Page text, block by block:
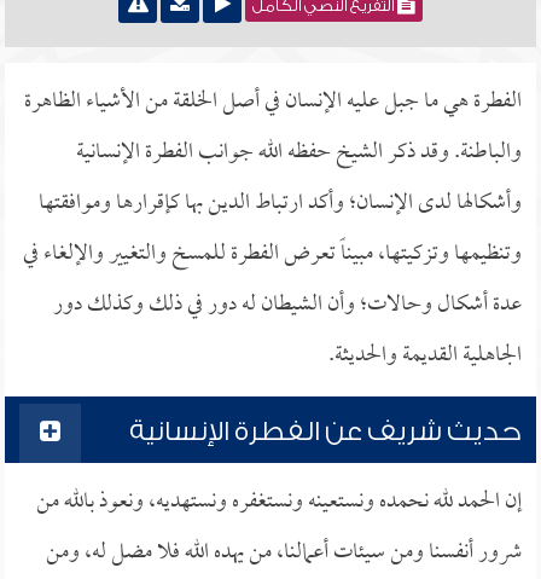
التفريغ النصي الكامل
الفطرة هي ما جبل عليه الإنسان في أصل الخلقة من الأشياء الظاهرة
والباطنة. وقد ذكر الشيخ حفظه الله جوانب الفطرة الإنسانية
وأشكالها لدى الإنسان؛ وأكد ارتباط الدين بها كإقرارها وموافقتها
وتنظيمها وتزكيتها، مبيناً تعرض الفطرة للمسخ والتغيير والإلغاء في
عدة أشكال وحالات؛ وأن الشيطان له دور في ذلك وكذلك دور
الجاهلية القديمة والحديثة.
حديث شريف عن الفطرة الإنسانية
إن الحمد لله نحمده ونستعينه ونستغفره ونستهديه، ونعوذ بالله من
شرور أنفسنا ومن سيئات أعمالنا، من يهده الله فلا مضل له، ومن